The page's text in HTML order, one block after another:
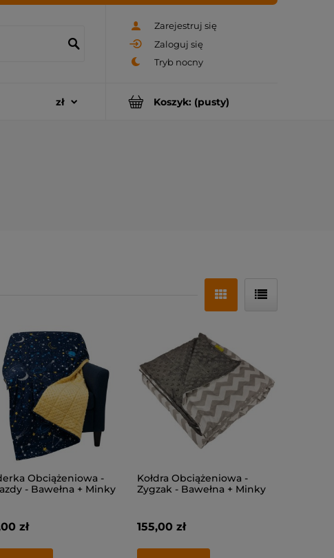
Zarejestruj się
Zaloguj się
Koszyk: (pusty)
Obciążeniowa -
- Bawełna + Minky
zł
Kołdra Obciążeniowa -
Zygzak - Bawełna + Minky
155,00 zł